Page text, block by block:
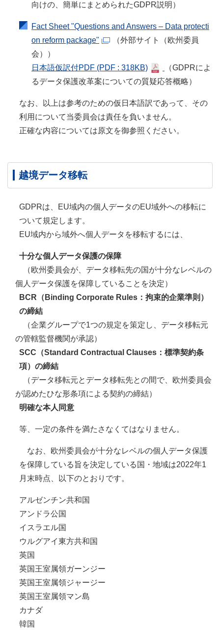
向けの、簡単にまとめられたGDPR説明）
Fact Sheet "Questions and Answers – Data protecti
on reform package"
（外部サイト（欧州委員
会））
日本語仮訳付PDF (PDF : 318KB)
（GDPRによ
るデータ保護改革案についての質疑応答概略）
なお、以上は参考のための仮日本語訳であって、その
利用について当委員会は責任を負いません。
正確な内容については原文を御参照ください。
越境データ移転
GDPRは、EU域内の個人データのEU域外への移転に
ついて規定します。
EU域内から域外へ個人データを移転するには、
十分な個人データ保護の保障
（欧州委員会が、データ移転先の国が十分なレベルの
個人データ保護を保障していることを決定）
BCR（ Binding Corporate Rules ：拘束的企業準則）
の締結
（企業グループで1つの規定を策定し、データ移転元
の管轄監督機関が承認）
SCC（Standard Contractual Clauses ：標準契約条
項）の締結
（データ移転元とデータ移転先との間で、欧州委員会
が認めたひな形条項による契約の締結）
明確な本人同意
等、一定の条件を満たさなくてはなりません。
なお、欧州委員会が十分なレベルの個人データ保護
を保障している旨を決定している国・地域は2022年1
月末時点、以下のとおりです。
アルゼンチン共和国
アンドラ公国
イスラエル国
ウルグアイ東方共和国
英国
英国王室属領ガーンジー
英国王室属領ジャージー
英国王室属領マン島
カナダ
韓国